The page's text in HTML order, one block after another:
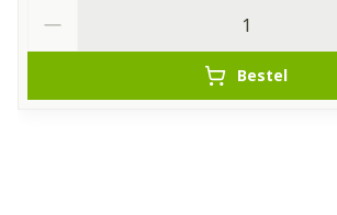
Bestel